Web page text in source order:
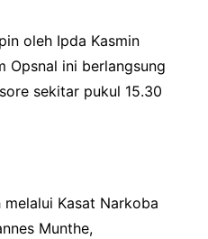
oleh Ipda Kasmin
Opsnal ini berlangsung
sekitar pukul 15.30
melalui Kasat Narkoba
Munthe,